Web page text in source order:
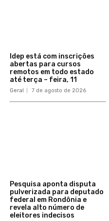
Idep está com inscrições
abertas para cursos
remotos em todo estado
até terça – feira, 11
Geral 7 de agosto de 2026
Pesquisa aponta disputa
pulverizada para deputado
federal em Rondônia e
revela alto número de
eleitores indecisos